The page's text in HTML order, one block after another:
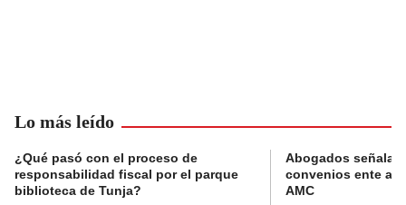
Lo más leído
¿Qué pasó con el proceso de
responsabilidad fiscal por el parque
biblioteca de Tunja?
Abogados
convenios ente
AMC